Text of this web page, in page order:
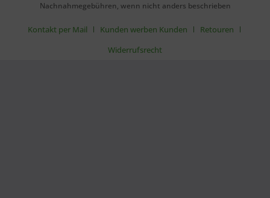
Nachnahmegebühren, wenn nicht anders beschrieben
Kontakt per Mail Kunden werben Kunden
Retouren
Widerrufsrecht